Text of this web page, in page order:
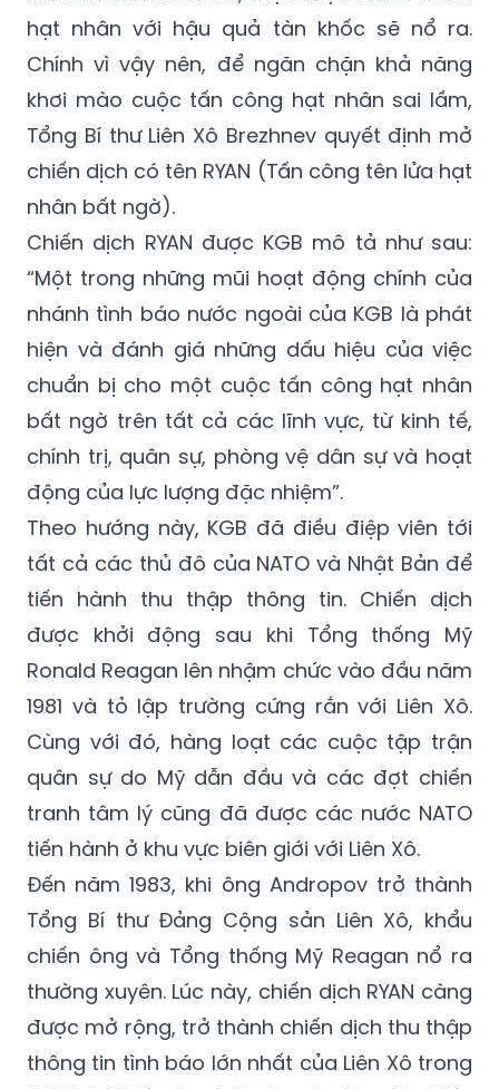
giải pháp mà Liên Xô có thể thực hiện, bởi
chỉ cần tính toán sai, một cuộc chiến tranh
hạt nhân với hậu quả tàn khốc sẽ nổ ra.
Chính vì vậy nên, để ngăn chặn khả năng
khơi mào cuộc tấn công hạt nhân sai lầm,
Tổng Bí thư Liên Xô Brezhnev quyết định mở
chiến dịch có tên RYAN (Tấn công tên lửa hạt
nhân bất ngờ).
Chiến dịch RYAN được KGB mô tả như sau:
“Một trong những mũi hoạt động chính của
nhánh tình báo nước ngoài của KGB là phát
hiện và đánh giá những dấu hiệu của việc
chuẩn bị cho một cuộc tấn công hạt nhân
bất ngờ trên tất cả các lĩnh vực, từ kinh tế,
chính trị, quân sự, phòng vệ dân sự và hoạt
động của lực lượng đặc nhiệm”.
Theo hướng này, KGB đã điều điệp viên tới
tất cả các thủ đô của NATO và Nhật Bản để
tiến hành thu thập thông tin. Chiến dịch
được khởi động sau khi Tổng thống Mỹ
Ronald Reagan lên nhậm chức vào đầu năm
1981 và tỏ lập trường cứng rắn với Liên Xô.
Cùng với đó, hàng loạt các cuộc tập trận
quân sự do Mỹ dẫn đầu và các đợt chiến
tranh tâm lý cũng đã được các nước NATO
tiến hành ở khu vực biên giới với Liên Xô.
Đến năm 1983, khi ông Andropov trở thành
Tổng Bí thư Đảng Cộng sản Liên Xô, khẩu
chiến ông và Tổng thống Mỹ Reagan nổ ra
thường xuyên. Lúc này, chiến dịch RYAN càng